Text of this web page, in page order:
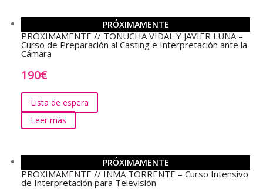
PRÓXIMAMENTE
PRÓXIMAMENTE // TONUCHA VIDAL Y JAVIER LUNA –
Curso de Preparación al Casting e Interpretación ante la
Cámara
190€
Lista de espera
Leer más
PRÓXIMAMENTE
PROXIMAMENTE // INMA TORRENTE – Curso Intensivo
de Interpretación para Televisión